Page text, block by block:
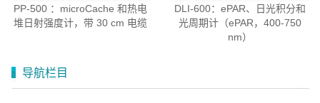
PP-500 ：microCache 和热电
堆日射强度计，带 30 cm 电缆
DLI-600：ePAR、日光积分和
光周期计（ePAR，400-750
nm）
导航栏目